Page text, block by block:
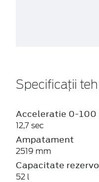
Specificații
Acceleratie 0-100
12,7 sec
Ampatament
2519 mm
Capacitate
52 l